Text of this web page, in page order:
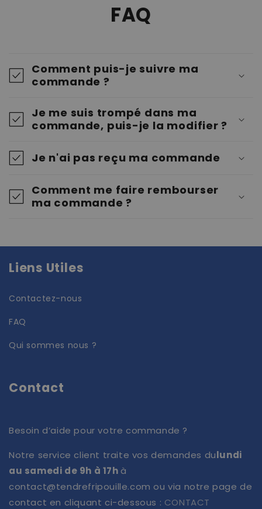
FAQ
Comment puis-je suivre ma
commande ?
Je me suis trompé dans ma
commande, puis-je la modifier ?
Je n'ai pas reçu ma commande
Comment me faire rembourser
ma commande ?
Liens Utiles
Contactez-nous
FAQ
Qui sommes nous ?
Contact
Besoin d’aide pour votre commande ?
Notre service client traite vos demandes dulundi
au samedi de 9h à 17h à
contact@tendrefripouille.com ou via notre page de
contact en cliquant ci-dessous : CONTACT